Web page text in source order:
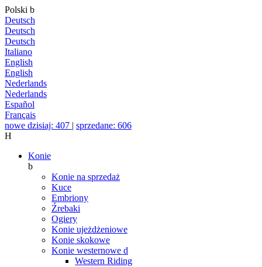
Polski b
Deutsch
Deutsch
Deutsch
Italiano
English
English
Nederlands
Nederlands
Español
Français
nowe dzisiaj: 407 | sprzedane: 606
H
Konie
b
Konie na sprzedaż
Kuce
Embriony
Źrebaki
Ogiery
Konie ujeżdżeniowe
Konie skokowe
Konie westernowe d
Western Riding